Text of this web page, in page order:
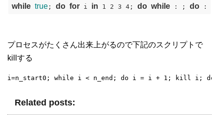
while true; do for i in 1 2 3 4; do while : ; do : ;
プロセスがたくさん出来上がるので下記のスクリプトで
killする
i=n_start0; while i < n_end; do i = i + 1; kill i;
Related posts: